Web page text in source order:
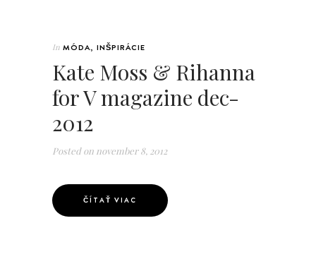
In MÓDA, INŠPIRÁCIE
Kate Moss & Rihanna
for V magazine dec-
2012
Posted on november 8, 2012
ČÍTAŤ VIAC